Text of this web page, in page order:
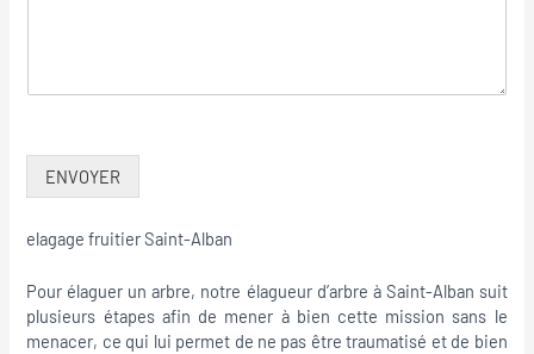
ENVOYER
elagage fruitier Saint-Alban
Pour élaguer un arbre, notre élagueur d’arbre à Saint-Alban suit
plusieurs étapes afin de mener à bien cette mission sans le
menacer, ce qui lui permet de ne pas être traumatisé et de bien